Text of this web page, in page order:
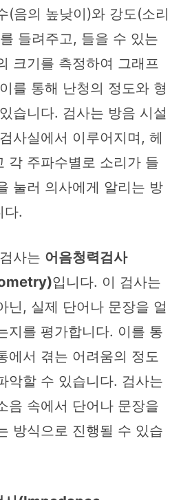
(음의 높낮이)와 강도(소리
들려주고, 들을 수 있는
크기를 측정하여 그래프
를 통해 난청의 정도와 형
습니다. 검사는 방음 시설
사실에서 이루어지며, 헤
각 주파수별로 소리가 들
눌러 의사에게 알리는 방
다.
사는 어음청력검사
입니다. 이 검사는
닌, 실제 단어나 문장을 얼
지를 평가합니다. 이를 통
에서 겪는 어려움의 정도
악할 수 있습니다. 검사는
음 속에서 단어나 문장을
방식으로 진행될 수 있습